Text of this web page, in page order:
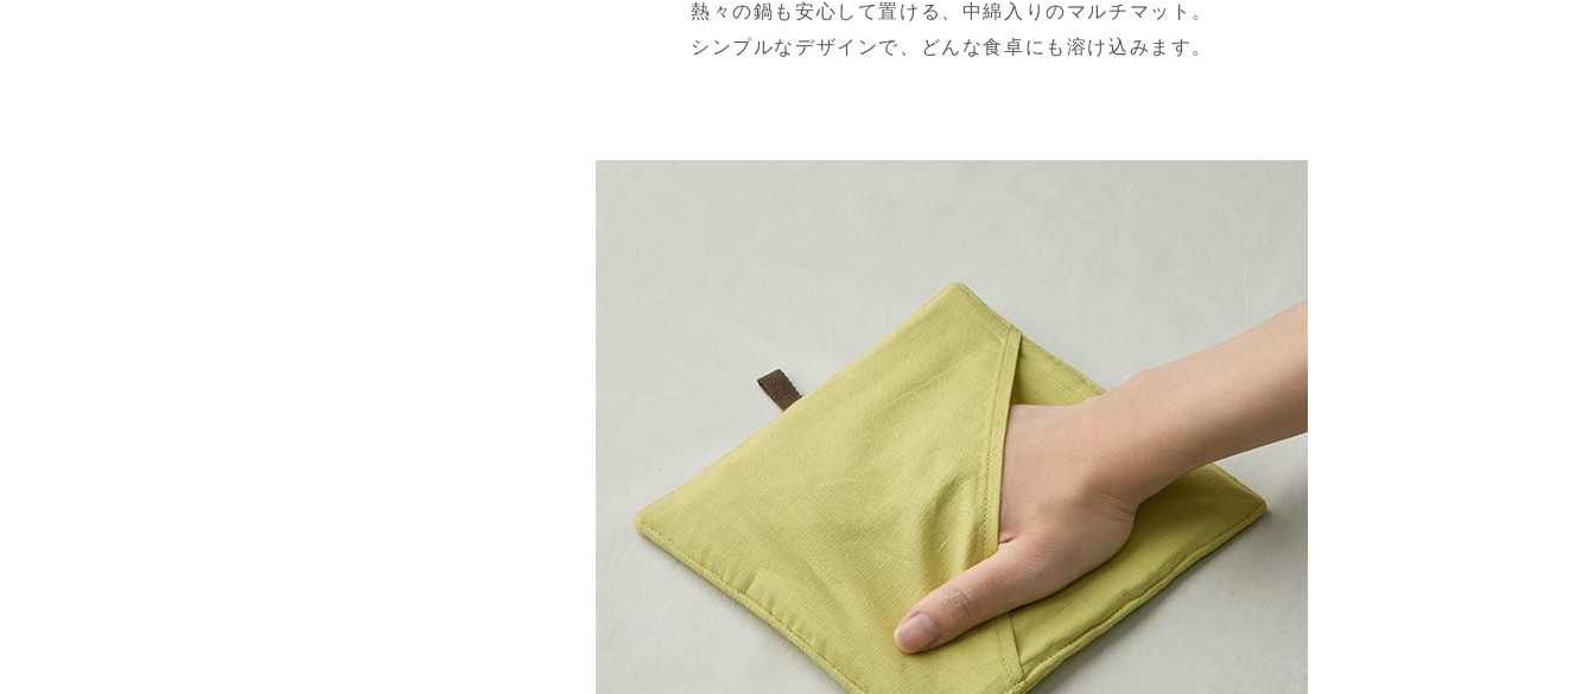
熱々の鍋も安心して置ける、中綿入りのマルチマット。
シンプルなデザインで、どんな食卓にも溶け込みます。